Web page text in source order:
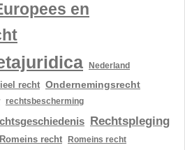
en
Nederland
recht Ondernemingsrecht
rechtsbescherming
Rechtspleging
Romeins recht Romeins recht